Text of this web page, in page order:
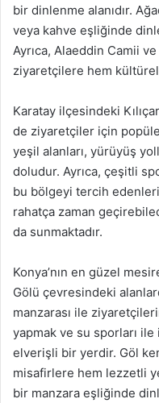
bir dinlenme alanıdır.
veya kahve eşliğinde
Ayrıca, Alaeddin Camii
ziyaretçilere hem
Karatay ilçesindeki
de ziyaretçiler için
yeşil alanları, yürüyüş
doludur. Ayrıca, çeşitli
bu bölgeyi tercih
rahatça zaman
da sunmaktadır.
Konya’nın en güzel
Gölü çevresindeki
manzarası ile
yapmak ve su sporları
elverişli bir yerdir. Göl
misafirlere hem lezzetli
bir manzara eşliğinde